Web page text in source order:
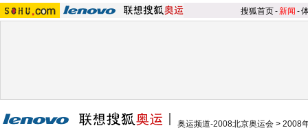
搜狐首页-新闻 -
奥运频道-2008北京奥运会 > 2008